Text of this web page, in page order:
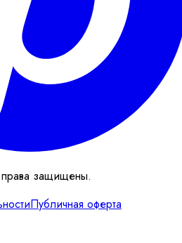
защищены.
Публичная оферта